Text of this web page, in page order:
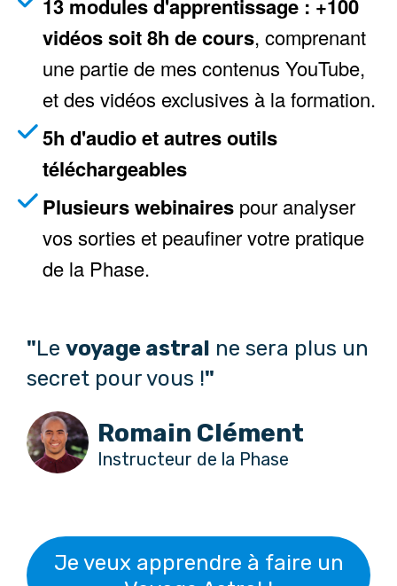
13 modules d'apprentissage : +100
vidéos soit 8h de cours, comprenant
une partie de mes contenus YouTube,
et des vidéos exclusives à la formation.
5h d'audio et autres outils
téléchargeables
Plusieurs webinaires pour analyser
vos sorties et peaufiner votre pratique
de la Phase.
"Le voyage astral ne sera plus un
secret pour vous !"
Romain Clément
Instructeur de la Phase
Je veux apprendre à faire un